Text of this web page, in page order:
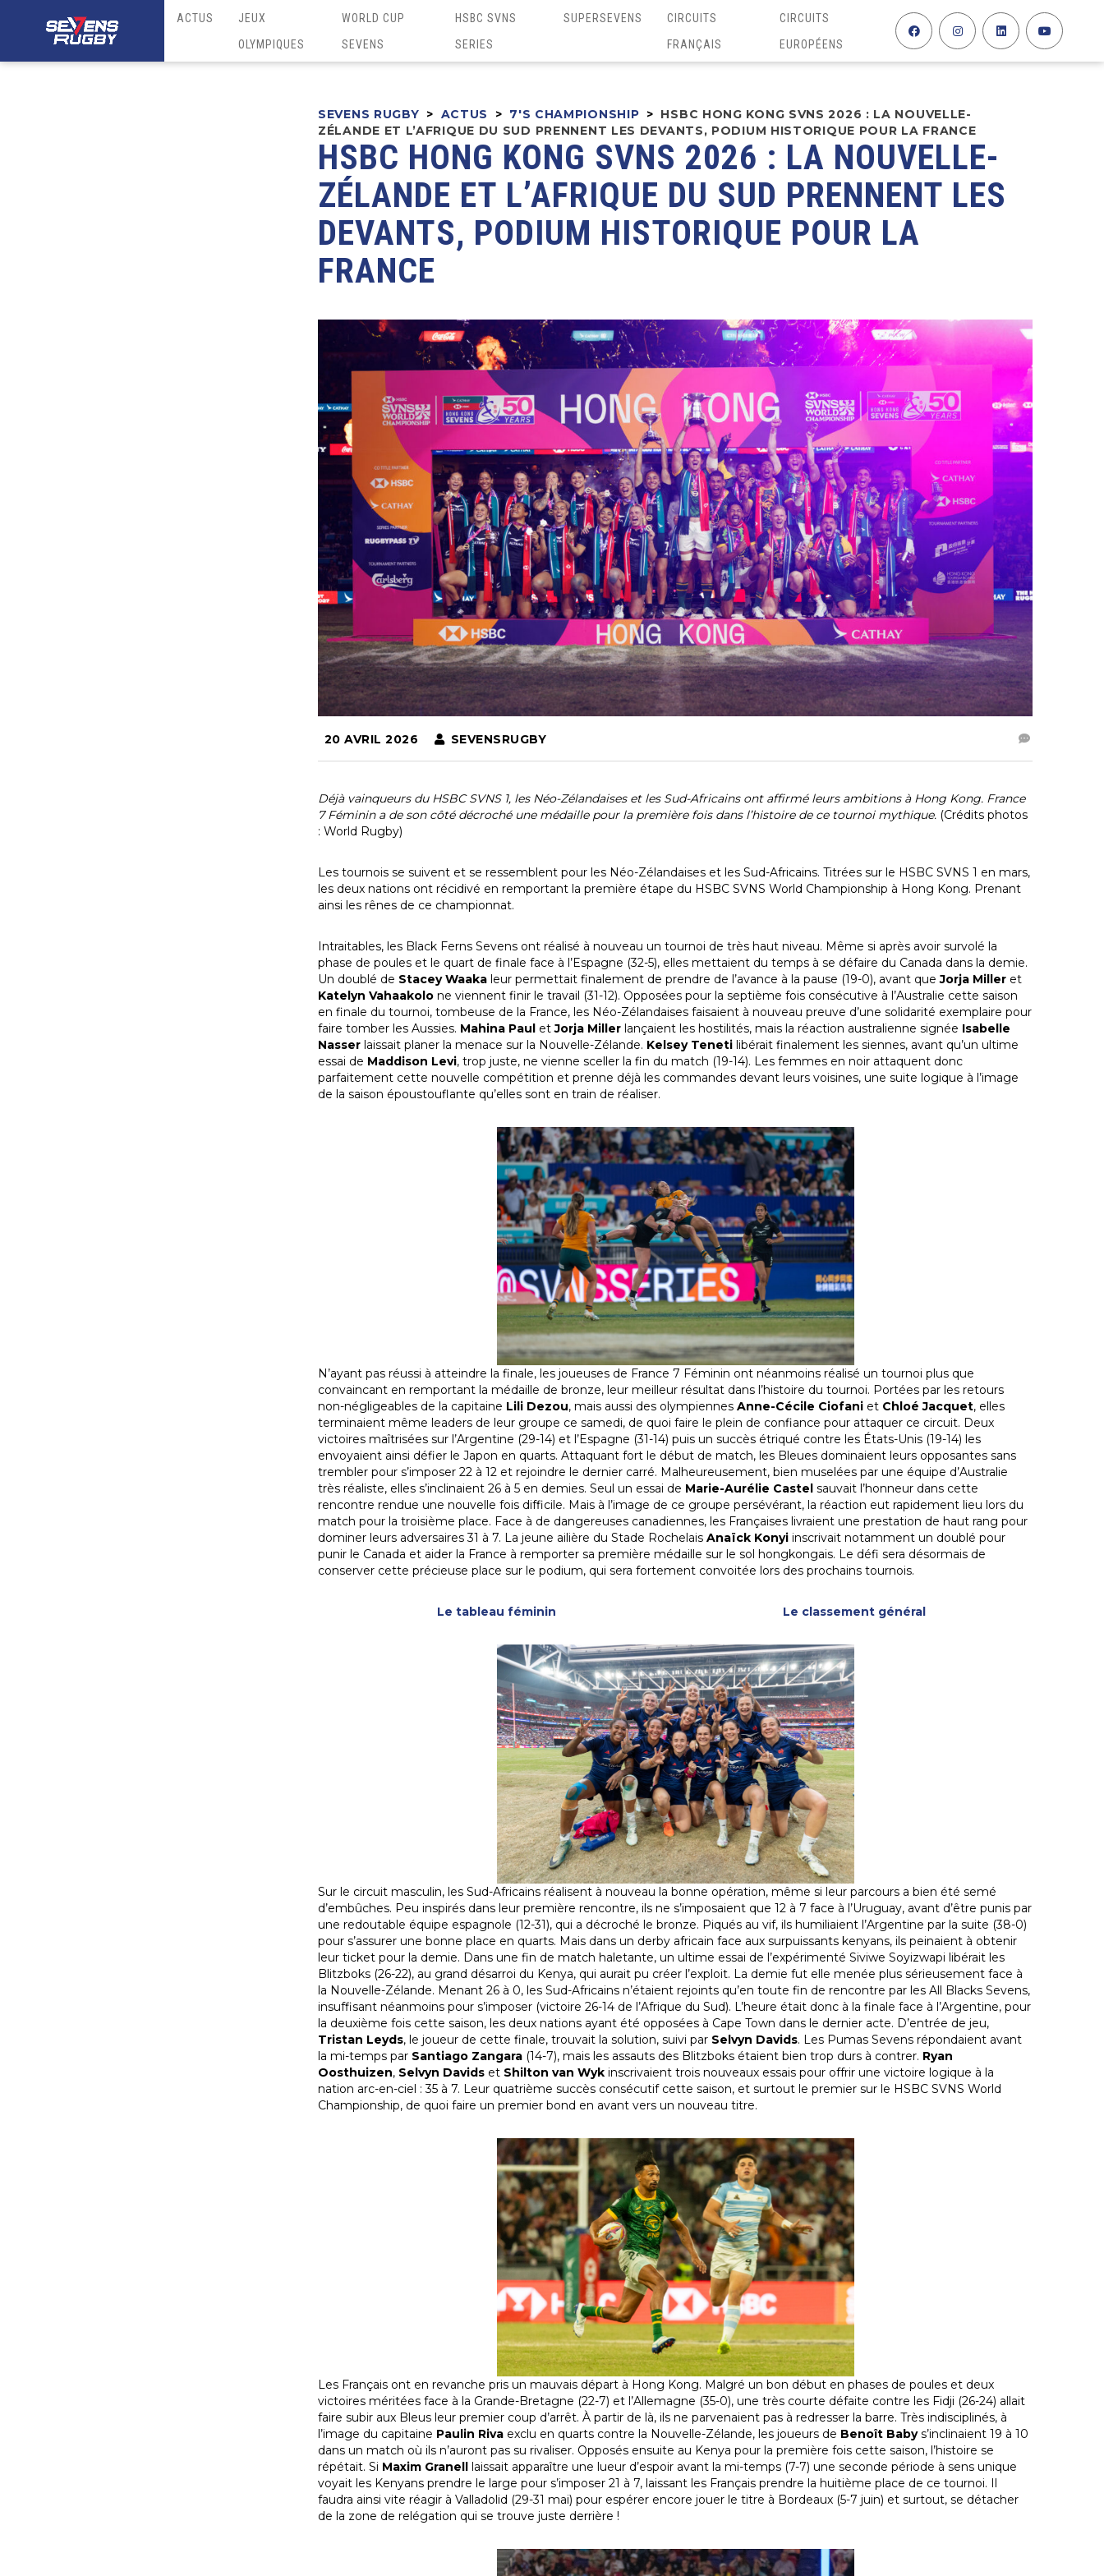
ACTUS
JEUX
OLYMPIQUES
WORLD CUP
SEVENS
HSBC SVNS
SERIES
SUPERSEVENS
CIRCUITS
FRANÇAIS
CIRCUITS
EUROPÉENS
SEVENS RUGBY > ACTUS > 7'S CHAMPIONSHIP > HSBC HONG KONG SVNS 2026 : LA NOUVELLE-
ZÉLANDE ET L’AFRIQUE DU SUD PRENNENT LES DEVANTS, PODIUM HISTORIQUE POUR LA FRANCE
HSBC HONG KONG SVNS 2026 : LA NOUVELLE-
ZÉLANDE ET L’AFRIQUE DU SUD PRENNENT LES
DEVANTS, PODIUM HISTORIQUE POUR LA
FRANCE
20 AVRIL 2026 SEVENSRUGBY
Déjà vainqueurs du HSBC SVNS 1, les Néo-Zélandaises et les Sud-Africains ont affirmé leurs ambitions à Hong Kong. France
7 Féminin a de son côté décroché une médaille pour la première fois dans l’histoire de ce tournoi mythique. (Crédits photos
: World Rugby)
Les tournois se suivent et se ressemblent pour les Néo-Zélandaises et les Sud-Africains. Titrées sur le HSBC SVNS 1 en mars,
les deux nations ont récidivé en remportant la première étape du HSBC SVNS World Championship à Hong Kong. Prenant
ainsi les rênes de ce championnat.
Intraitables, les Black Ferns Sevens ont réalisé à nouveau un tournoi de très haut niveau. Même si après avoir survolé la
phase de poules et le quart de finale face à l’Espagne (32-5), elles mettaient du temps à se défaire du Canada dans la demie.
Un doublé de Stacey Waaka leur permettait finalement de prendre de l’avance à la pause (19-0), avant queJorja Miller et
Katelyn Vahaakolo ne viennent finir le travail (31-12). Opposées pour la septième fois consécutive à l’Australie cette saison
en finale du tournoi, tombeuse de la France, les Néo-Zélandaises faisaient à nouveau preuve d’une solidarité exemplaire pour
faire tomber les Aussies. Mahina Paul etJorja Miller lançaient les hostilités, mais la réaction australienne signée Isabelle
Nasser laissait planer la menace sur la Nouvelle-Zélande. Kelsey Teneti libérait finalement les siennes, avant qu’un ultime
essai de Maddison Levi, trop juste, ne vienne sceller la fin du match (19-14). Les femmes en noir attaquent donc
parfaitement cette nouvelle compétition et prenne déjà les commandes devant leurs voisines, une suite logique à l’image
de la saison époustouflante qu’elles sont en train de réaliser.
N’ayant pas réussi à atteindre la finale, les joueuses de France 7 Féminin ont néanmoins réalisé un tournoi plus que
convaincant en remportant la médaille de bronze, leur meilleur résultat dans l’histoire du tournoi. Portées par les retours
non-négligeables de la capitaine Lili Dezou, mais aussi des olympiennes Anne-Cécile Ciofani et Chloé Jacquet, elles
terminaient même leaders de leur groupe ce samedi, de quoi faire le plein de confiance pour attaquer ce circuit. Deux
victoires maîtrisées sur l’Argentine (29-14) et l’Espagne (31-14) puis un succès étriqué contre les États-Unis (19-14) les
envoyaient ainsi défier le Japon en quarts. Attaquant fort le début de match, les Bleues dominaient leurs opposantes sans
trembler pour s’imposer 22 à 12 et rejoindre le dernier carré. Malheureusement, bien muselées par une équipe d’Australie
très réaliste, elles s’inclinaient 26 à 5 en demies. Seul un essai de Marie-Aurélie Castel sauvait l’honneur dans cette
rencontre rendue une nouvelle fois difficile. Mais à l’image de ce groupe persévérant, la réaction eut rapidement lieu lors du
match pour la troisième place. Face à de dangereuses canadiennes, les Françaises livraient une prestation de haut rang pour
dominer leurs adversaires 31 à 7. La jeune ailière du Stade Rochelais Anaïck Konyi inscrivait notamment un doublé pour
punir le Canada et aider la France à remporter sa première médaille sur le sol hongkongais. Le défi sera désormais de
conserver cette précieuse place sur le podium, qui sera fortement convoitée lors des prochains tournois.
Le tableau féminin Le classement général
Sur le circuit masculin, les Sud-Africains réalisent à nouveau la bonne opération, même si leur parcours a bien été semé
d’embûches. Peu inspirés dans leur première rencontre, ils ne s’imposaient que 12 à 7 face à l’Uruguay, avant d’être punis par
une redoutable équipe espagnole (12-31), qui a décroché le bronze. Piqués au vif, ils humiliaient l’Argentine par la suite (38-0)
pour s’assurer une bonne place en quarts. Mais dans un derby africain face aux surpuissants kenyans, ils peinaient à obtenir
leur ticket pour la demie. Dans une fin de match haletante, un ultime essai de l’expérimenté Siviwe Soyizwapi libérait les
Blitzboks (26-22), au grand désarroi du Kenya, qui aurait pu créer l’exploit. La demie fut elle menée plus sérieusement face à
la Nouvelle-Zélande. Menant 26 à 0, les Sud-Africains n’étaient rejoints qu’en toute fin de rencontre par les All Blacks Sevens,
insuffisant néanmoins pour s’imposer (victoire 26-14 de l’Afrique du Sud). L’heure était donc à la finale face à l’Argentine, pour
la deuxième fois cette saison, les deux nations ayant été opposées à Cape Town dans le dernier acte. D’entrée de jeu,
Tristan Leyds, le joueur de cette finale, trouvait la solution, suivi par Selvyn Davids. Les Pumas Sevens répondaient avant
la mi-temps par Santiago Zangara (14-7), mais les assauts des Blitzboks étaient bien trop durs à contrer. Ryan
Oosthuizen, Selvyn Davids et Shilton van Wyk inscrivaient trois nouveaux essais pour offrir une victoire logique à la
nation arc-en-ciel : 35 à 7. Leur quatrième succès consécutif cette saison, et surtout le premier sur le HSBC SVNS World
Championship, de quoi faire un premier bond en avant vers un nouveau titre.
Les Français ont en revanche pris un mauvais départ à Hong Kong. Malgré un bon début en phases de poules et deux
victoires méritées face à la Grande-Bretagne (22-7) et l’Allemagne (35-0), une très courte défaite contre les Fidji (26-24) allait
faire subir aux Bleus leur premier coup d’arrêt. À partir de là, ils ne parvenaient pas à redresser la barre. Très indisciplinés, à
l’image du capitaine Paulin Riva exclu en quarts contre la Nouvelle-Zélande, les joueurs de Benoît Babys’inclinaient 19 à 10
dans un match où ils n’auront pas su rivaliser. Opposés ensuite au Kenya pour la première fois cette saison, l’histoire se
répétait. Si Maxim Granell laissait apparaître une lueur d’espoir avant la mi-temps (7-7) une seconde période à sens unique
voyait les Kenyans prendre le large pour s’imposer 21 à 7, laissant les Français prendre la huitième place de ce tournoi. Il
faudra ainsi vite réagir à Valladolid (29-31 mai) pour espérer encore jouer le titre à Bordeaux (5-7 juin) et surtout, se détacher
de la zone de relégation qui se trouve juste derrière !